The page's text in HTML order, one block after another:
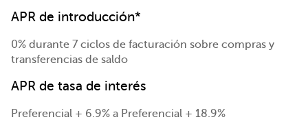
APR de introducción*
0% durante 7 ciclos de facturación sobre compras y
transferencias de saldo
APR de tasa de interés
Preferencial + 6.9% a Preferencial + 18.9%